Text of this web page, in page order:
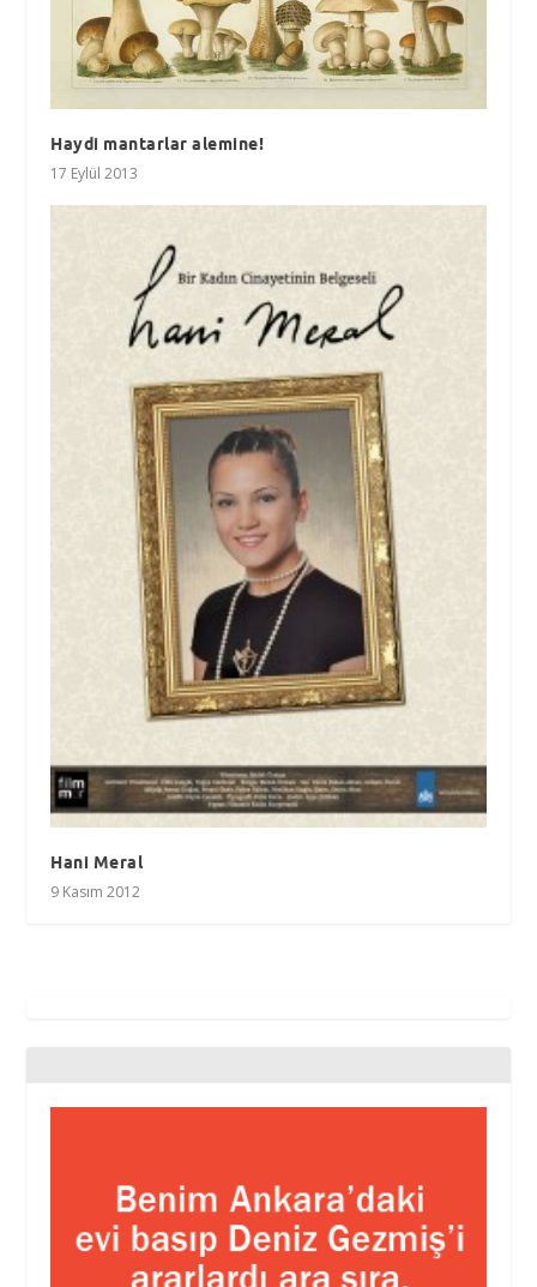
Haydi mantarlar alemine!
17 Eylül 2013
Hani Meral
9 Kasım 2012